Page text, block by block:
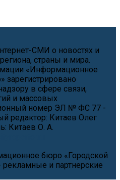
СМИ о новостях и
страны и мира.
«Информационное
зарегистрировано
в сфере связи,
и массовых
номер ЭЛ № ФС 77 -
редактор: Китаев Олег
Китаев О. А.
бюро «Городской
рекламные и партнерские